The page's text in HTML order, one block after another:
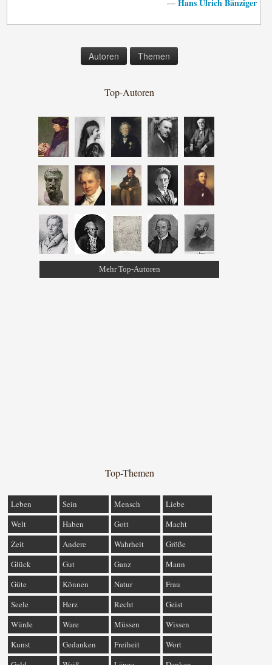
— Hans Ulrich Bänziger
Autoren Themen
Top-Autoren
Mehr Top-Autoren
Top-Themen
Leben Sein Mensch
Liebe
Welt
Haben Gott
Macht
Zeit
Andere Wahrheit
Größe
Glück
Gut Ganz
Mann
Güte
Können Natur
Frau
Seele
Herz Recht
Geist
Würde
Ware Müssen
Wissen
Kunst
Gedanken Freiheit
Wort